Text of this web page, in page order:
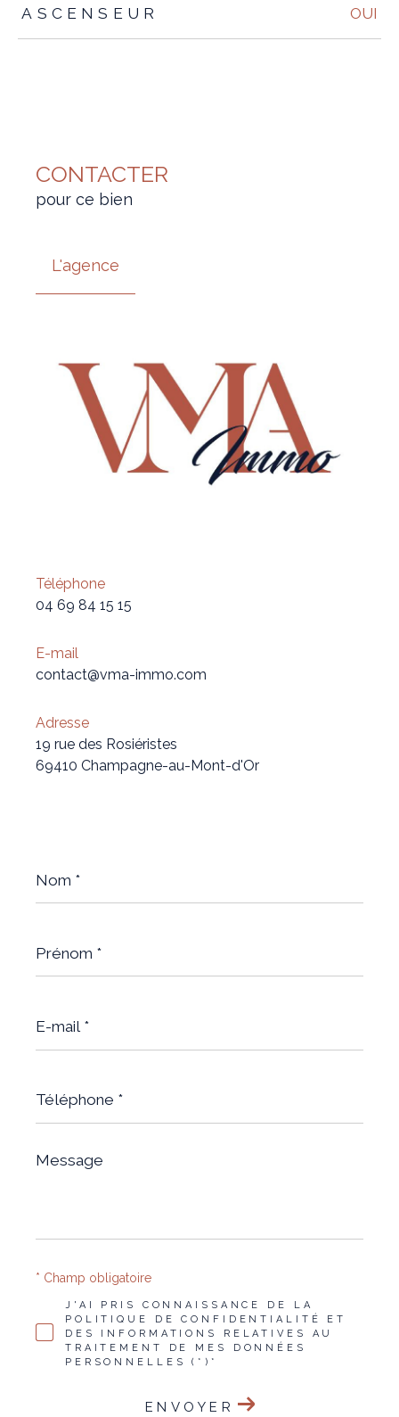
ASCENSEUR OUI
CONTACTER
pour ce bien
L'agence
Téléphone
04 69 84 15 15
E-mail
contact@vma-immo.com
Adresse
19 rue des Rosiéristes
69410 Champagne-au-Mont-d'Or
*
*
mail
*
*
Message
*
J'AI PRIS CONNAISSANCE DE LA
POLITIQUE DE CONFIDENTIALITÉ ET
DES INFORMATIONS RELATIVES AU
TRAITEMENT DE MES DONNÉES
PERSONNELLES (*)*
* Champ obligatoire
ENVOYER